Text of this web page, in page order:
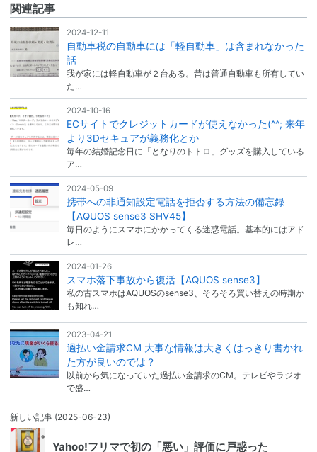
関連記事
2024-12-11
自動車税の自動車には「軽自動車」は含まれなかった
話
我が家には軽自動車が２台ある。昔は普通自動車も所有してい
た…
2024-10-16
ECサイトでクレジットカードが使えなかった(^^; 来年
より3Dセキュアが義務化とか
毎年の結婚記念日に「となりのトトロ」グッズを購入している
ア…
2024-05-09
携帯への非通知設定電話を拒否する方法の備忘録
【AQUOS sense3 SHV45】
毎日のようにスマホにかかってくる迷惑電話。基本的にはアド
レ…
2024-01-26
スマホ落下事故から復活【AQUOS sense3】
私の古スマホはAQUOSのsense3、そろそろ買い替えの時期か
も知れ…
2023-04-21
過払い金請求CM 大事な情報は大きくはっきり書かれ
た方が良いのでは？
以前から気になっていた過払い金請求のCM。テレビやラジオ
で盛…
新しい記事 (2025-06-23)
Yahoo!フリマで初の「悪い」評価に戸惑った